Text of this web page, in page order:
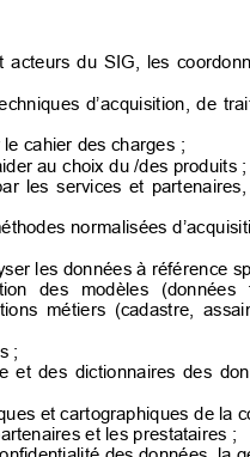
acteurs  du  SIG,  les
d’acquisition,  de
le cahier des charges
;
au choix du
/des produits
les  services  et
normalisées
les données à référence
des   modèles
métiers  (cadastre,
;
et  des  dictionnaires  des
et cartographiques de la
et les prestataires
;